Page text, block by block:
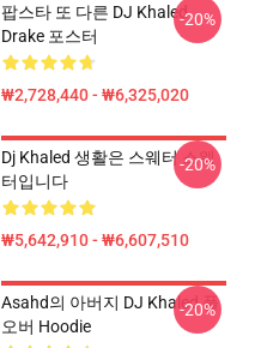
팝스타 또 다른 DJ Khaled
Drake 포스터
₩2,728,440 - ₩6,325,020
-20%
Dj Khaled 생활은 스웨터 스웨
터입니다
₩5,642,910 - ₩6,607,510
-20%
Asahd의 아버지 DJ Khaled 풀
오버 Hoodie
-20%